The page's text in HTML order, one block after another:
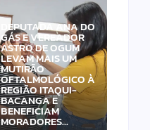
DEPUTADA ANA DO
GÁS E VEREADOR
ASTRO DE OGUM
LEVAM MAIS UM
MUTIRÃO
OFTALMOLÓGICO À
REGIÃO ITAQUI-
BACANGA E
BENEFICIAM
MORADORES…